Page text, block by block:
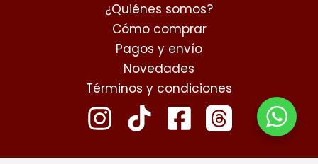
¿Quiénes somos?
Cómo comprar
Pagos y envío
Novedades
Términos y condiciones